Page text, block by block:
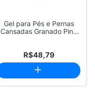
Gel para Pés e Pernas
Cansadas Granado Pink
R$48,79